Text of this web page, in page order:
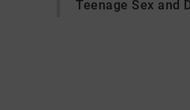
Teenage Sex and